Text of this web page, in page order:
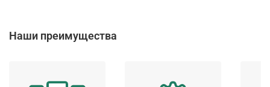
Наши преимущества